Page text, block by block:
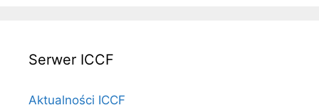
Serwer ICCF
Aktualności ICCF